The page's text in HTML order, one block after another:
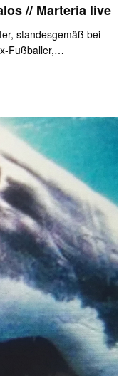
// Marteria live
standesgemäß bei
Fußballer,…